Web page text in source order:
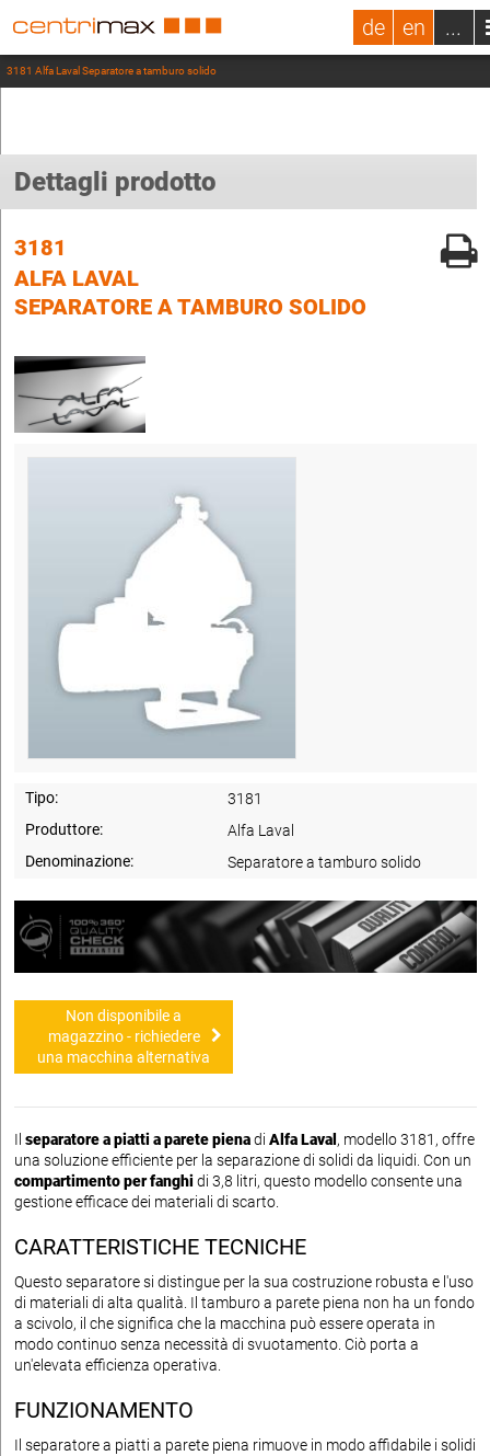
de en ...
3181 Alfa Laval Separatore a tamburo solido
Dettagli prodotto
3181
ALFA LAVAL
SEPARATORE A TAMBURO SOLIDO
Tipo:
3181
Produttore:
Alfa Laval
Denominazione:
Separatore a tamburo solido
Non disponibile a
magazzino - richiedere
una macchina alternativa
Il separatore a piatti a parete pienadi Alfa Laval , modello 3181, offre
una soluzione efficiente per la separazione di solidi da liquidi. Con un
compartimento per fanghi di 3,8 litri, questo modello consente una
gestione efficace dei materiali di scarto.
CARATTERISTICHE TECNICHE
Questo separatore si distingue per la sua costruzione robusta e l'uso
di materiali di alta qualità. Il tamburo a parete piena non ha un fondo
a scivolo, il che significa che la macchina può essere operata in
modo continuo senza necessità di svuotamento. Ciò porta a
un'elevata efficienza operativa.
FUNZIONAMENTO
Il separatore a piatti a parete piena rimuove in modo affidabile i solidi